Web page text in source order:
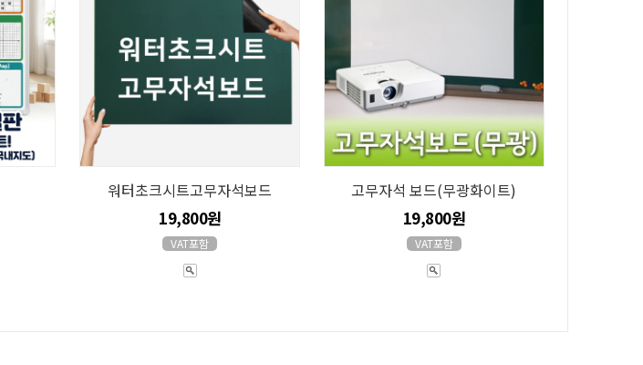
워터초크시트고무자석보드
19,800원
VAT포함
고무자석 보드(무광화이트)
19,800원
VAT포함